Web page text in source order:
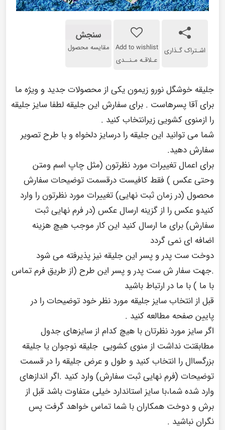
اشـتراک گـذاری Add to wishlist
عـلاقـه مـنــدی
سنجش
مقایسه محصول
جلیقه خوشگل نورو زیمون یکی از محصولات جدید و ویژه ما
برای آقا پسرهاست . برای سفارش این جلیقه لطفا سایز جلیقه
را ازمنوی کشویی زیرانتخاب کنید .
شما می توانید این جلیقه را درسایز دلخواه و با طرح تصویر
سفارش دهید.
برای اعمال تغییرات مورد نظرتون (مثل چاپ اسم ومتن
وحتی عکس ) فقط کافیست درقسمت توضیحات سفارش
محصول (در زمان ثبت نهایی) تغییرات مورد نظرتون را وارد
کنیدو عکس را از گزینه ارسال عکس (در فرم نهایی ثبت
سفارش) برای ما ارسال کنید این کار موجب هیچ هزینه
اضافه ای نمی گردد
دوخت ست پدر و پسر این جلیقه نیز پذیرفته می شود
.جهت سفار ش ست پدر و پسر این طرح (از طریق فرم تماس
با ما ) با ما در ارتباط باشید
قبل از انتخاب سایز جلیقه مورد نظر خود توضیحات را در
پایین صفحه مطالعه کنید .
اگر سایز مورد نظرتان با هیچ کدام از سایزهای جدول
مطابقتت نداشت از منوی کشویی جلیقه نوجوان یا جلیقه
بزرگساال را انتخاب کنید و طول و عرض جلیقه را در قسمت
توضیحات (فرم نهایی ثبت سفارش) وارد کنید .اگر اندازهای
وارد شده شما،با سایز استاندارد خیلی متفاوت باشد قبل از
برش و دوخت همکاران با شما تماس خواهد گرفت پس
نگران نباشید .